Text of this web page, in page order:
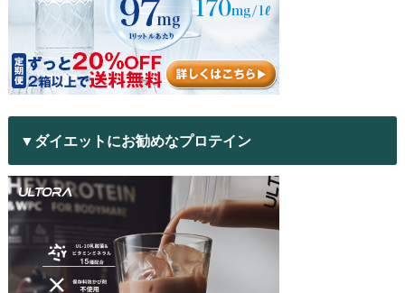
▼ダイエットにお勧めなプロテイン